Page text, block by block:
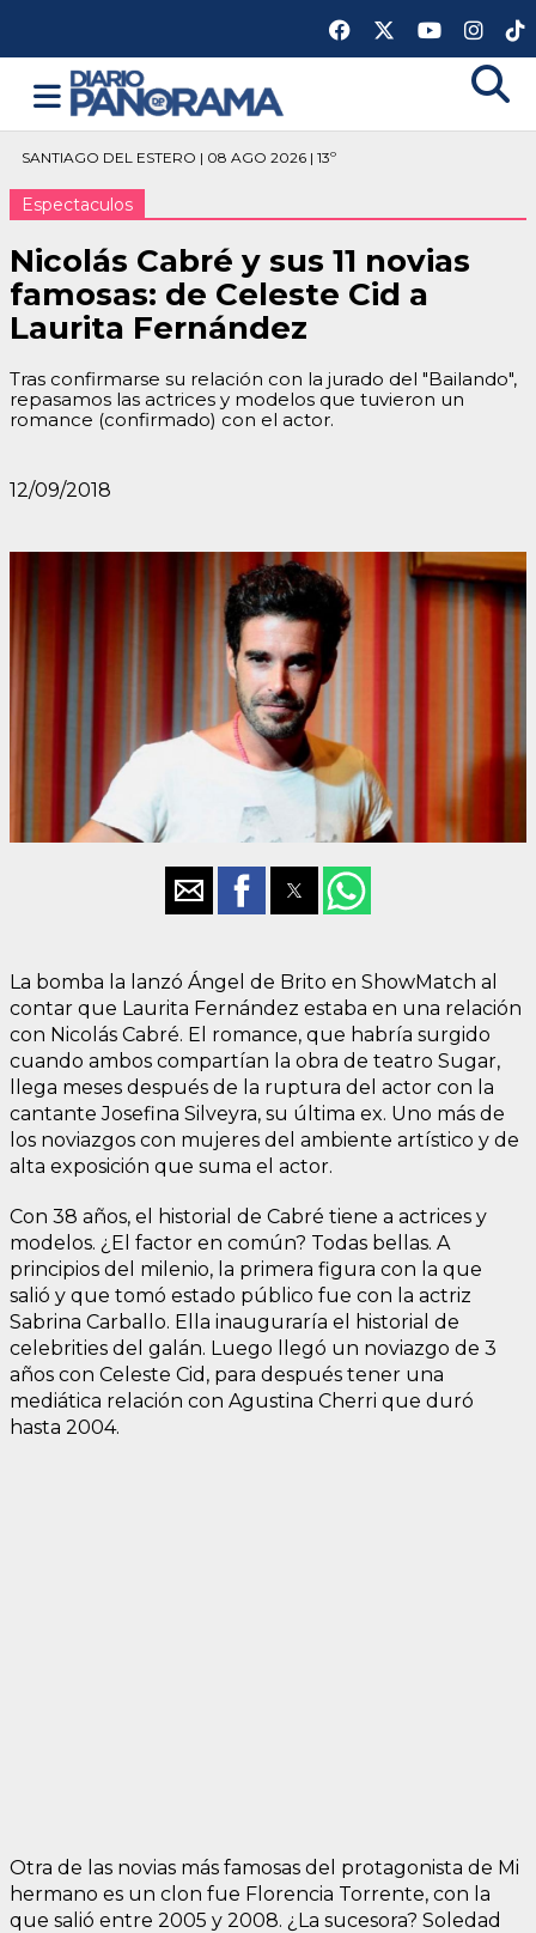
SANTIAGO DEL ESTERO | 08 AGO 2026 | 13º
Espectaculos
Nicolás Cabré y sus 11 novias
famosas: de Celeste Cid a
Laurita Fernández
Tras confirmarse su relación con la jurado del "Bailando",
repasamos las actrices y modelos que tuvieron un
romance (confirmado) con el actor.
12/09/2018
La bomba la lanzó Ángel de Brito en ShowMatch al
contar que Laurita Fernández estaba en una relación
con Nicolás Cabré. El romance, que habría surgido
cuando ambos compartían la obra de teatro Sugar,
llega meses después de la ruptura del actor con la
cantante Josefina Silveyra, su última ex. Uno más de
los noviazgos con mujeres del ambiente artístico y de
alta exposición que suma el actor.
Con 38 años, el historial de Cabré tiene a actrices y
modelos. ¿El factor en común? Todas bellas. A
principios del milenio, la primera figura con la que
salió y que tomó estado público fue con la actriz
Sabrina Carballo. Ella inauguraría el historial de
celebrities del galán. Luego llegó un noviazgo de 3
años con Celeste Cid, para después tener una
mediática relación con Agustina Cherri que duró
hasta 2004.
Otra de las novias más famosas del protagonista de Mi
hermano es un clon fue Florencia Torrente, con la
que salió entre 2005 y 2008. ¿La sucesora? Soledad